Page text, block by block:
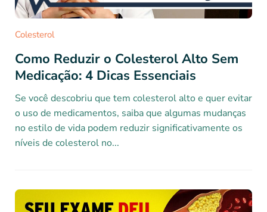
Colesterol
Como Reduzir o Colesterol Alto Sem
Medicação: 4 Dicas Essenciais
Se você descobriu que tem colesterol alto e quer evitar
o uso de medicamentos, saiba que algumas mudanças
no estilo de vida podem reduzir significativamente os
níveis de colesterol no...